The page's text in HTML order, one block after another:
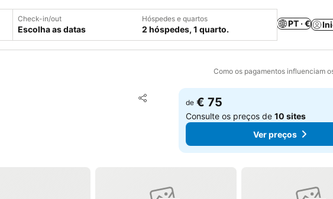
Check-in/out
Escolha as datas
Hóspedes e quartos
2 hóspedes, 1 quarto.
PT · €
Como os pagamentos influenciam
Partilhar
Adicionar aos favoritos
de € 75
Consulte os preços de10 sites
Ver preços